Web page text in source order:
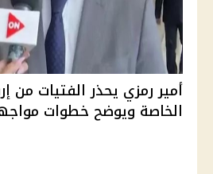
أمير رمزي يحذر الفتيات من
الخاصة ويوضح خطوات